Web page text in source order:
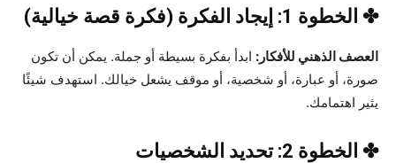
✤ الخطوة 1: إيجاد الفكرة (فكرة قصة خيالية)
العصف الذهني للأفكار: ابدأ بفكرة بسيطة أو جملة. يمكن أن تكون
صورة، أو عبارة، أو شخصية، أو موقف يشعل خيالك. استهدف شيئًا
يثير اهتمامك.
✤ الخطوة 2: تحديد الشخصيات